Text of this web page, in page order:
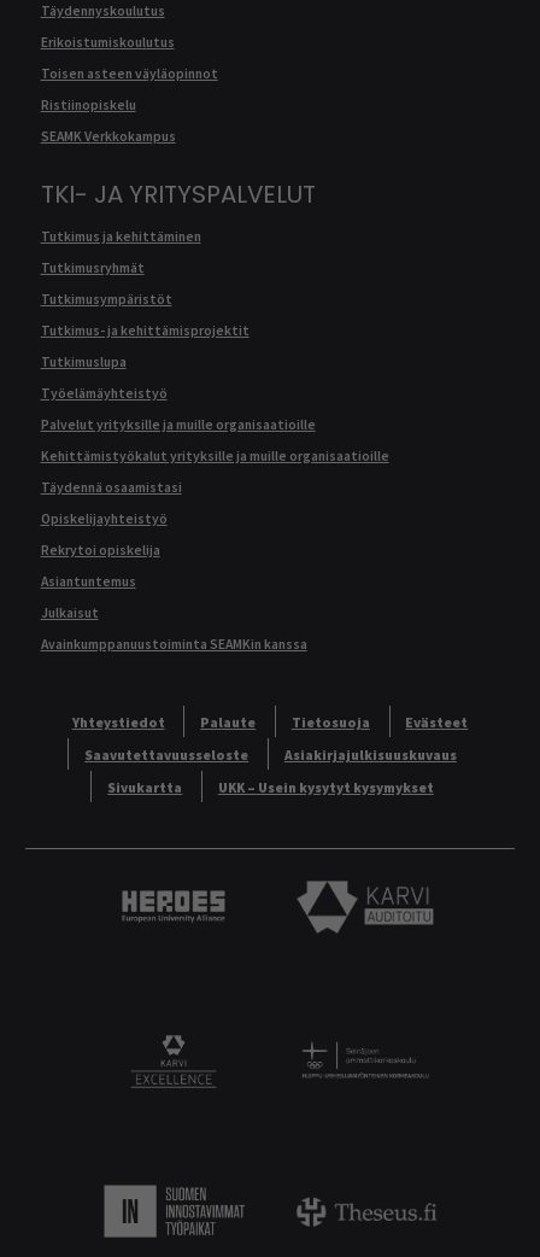
Täydennyskoulutus
Erikoistumiskoulutus
Toisen asteen väyläopinnot
Ristiinopiskelu
SEAMK Verkkokampus
TKI- JA YRITYSPALVELUT
Tutkimus ja kehittäminen
Tutkimusryhmät
Tutkimusympäristöt
Tutkimus- ja kehittämisprojektit
Tutkimuslupa
Työelämäyhteistyö
Palvelut yrityksille ja muille organisaatioille
Kehittämistyökalut yrityksille ja muille organisaatioille
Täydennä osaamistasi
Opiskelijayhteistyö
Rekrytoi opiskelija
Asiantuntemus
Julkaisut
Avainkumppanuustoiminta SEAMKin kanssa
Yhteystiedot Palaute Tietosuoja
Evästeet
Saavutettavuusseloste
Asiakirjajulkisuuskuvaus
Sivukartta
UKK – Usein kysytyt kysymykset
Heroes European University Alliance logo
Karvi Auditoitu logo
KARVI Excellence logo.Logo
Suomen innostavimmat työpaikat.
Theseus logo